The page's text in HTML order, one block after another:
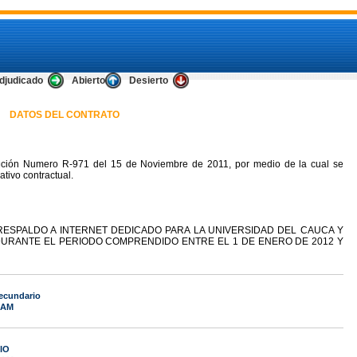
Abierto Desierto
DATOS DEL CONTRATO
Numero R-971 del 15 de Noviembre de 2011, por medio de la cual se
contractual.
A INTERNET DEDICADO PARA LA UNIVERSIDAD DEL CAUCA Y
EL PERIODO COMPRENDIDO ENTRE EL 1 DE ENERO DE 2012 Y